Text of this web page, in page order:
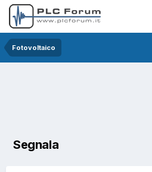
Fotovoltaico
Segnala